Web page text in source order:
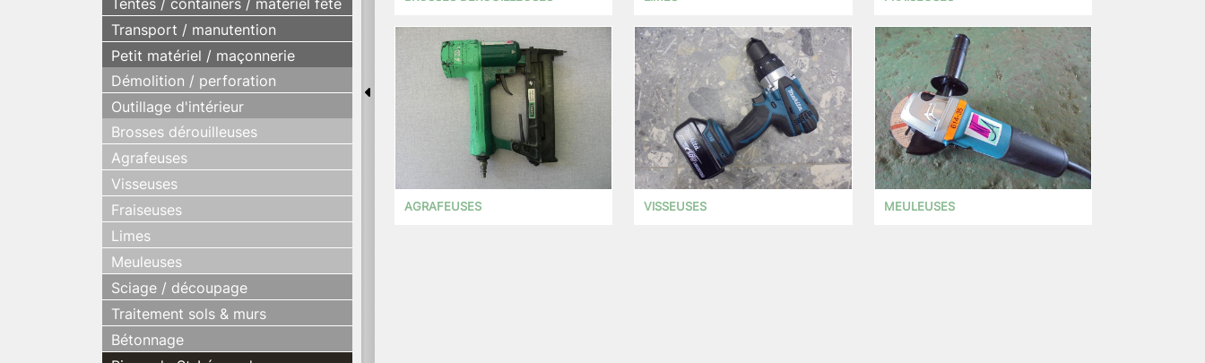
Transport / manutention
Petit matériel / maçonnerie
Démolition / perforation
Outillage d'intérieur
Brosses dérouilleuses
Agrafeuses
Visseuses
Fraiseuses
Limes
Meuleuses
Sciage / découpage
Traitement sols & murs
Bétonnage
AGRAFEUSES VISSEUSES MEULEUSES